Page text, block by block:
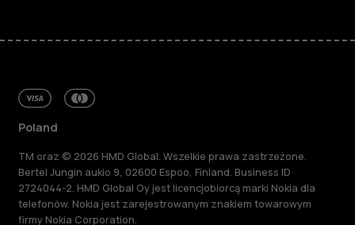
Poland
TM oraz © 2026 HMD Global. Wszelkie prawa zastrzeżone.
Bertel Jungin aukio 9, 02600 Espoo, Finland. Business ID
2724044-2. HMD Global Oy jest licencjobiorcą marki Nokia dla
telefonów. Nokia jest zarejestrowanym znakiem towarowym
firmy Nokia Corporation.